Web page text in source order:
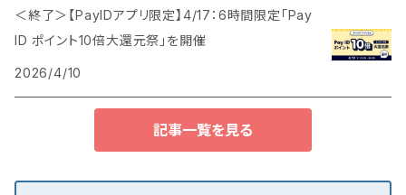
＜終了＞【PayIDアプリ限定】4/17：6時間限定「Pay
ID ポイント10倍大還元祭」を開催
2026/4/10
記事一覧を見る